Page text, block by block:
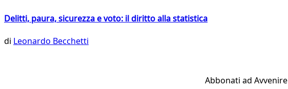
Delitti, paura, sicurezza e voto: il diritto alla statistica
di Leonardo Becchetti
Abbonati ad Avvenire